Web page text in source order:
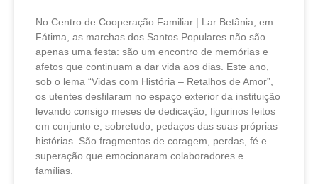
No Centro de Cooperação Familiar | Lar Betânia, em
Fátima, as marchas dos Santos Populares não são
apenas uma festa: são um encontro de memórias e
afetos que continuam a dar vida aos dias. Este ano,
sob o lema “Vidas com História – Retalhos de Amor”,
os utentes desfilaram no espaço exterior da instituição
levando consigo meses de dedicação, figurinos feitos
em conjunto e, sobretudo, pedaços das suas próprias
histórias. São fragmentos de coragem, perdas, fé e
superação que emocionaram colaboradores e
famílias.